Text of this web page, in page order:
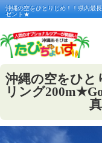
沖縄の空をひとりじめ！！県内最
ゼント★
沖縄の空をひと
リング